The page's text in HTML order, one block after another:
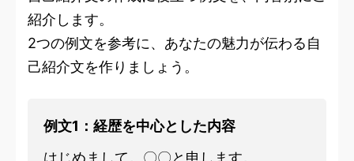
紹介します。
2つの例文を参考に、あなたの魅力が伝わる自
己紹介文を作りましょう。
例文1：経歴を中心とした内容
はじめまして。〇〇と申します。